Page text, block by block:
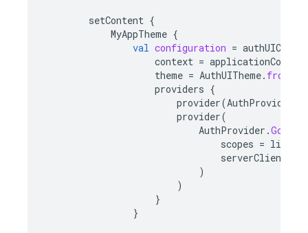
setContent {
MyAppTheme {
val configuration =
context = applicationContext
theme = AuthUITheme.
providers {
provider(AuthProvider
provider(
AuthProvider .Google
scopes = listOf
serverClientId
)
)
}
}